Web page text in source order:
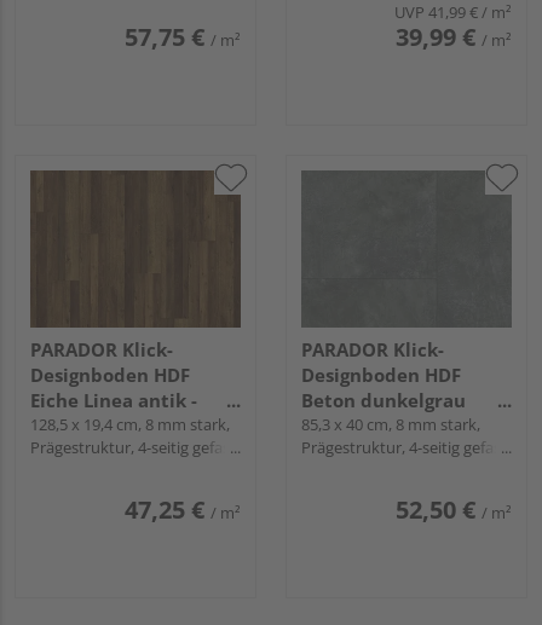
57,75 € / m²
UVP 41,99 €/ m²
39,99 € / m²
PARADOR Klick-
Designboden HDF
Eiche Linea antik -
Modular One
128,5 x 19,4 cm, 8 mm stark,
Prägestruktur, 4-seitig gefast,
47,25 € / m²
PARADOR Klick-
Designboden HDF
Beton dunkelgrau
Fliese - Modular One
85,3 x 40 cm, 8 mm stark,
Prägestruktur, 4-seitig gefast,
52,50 € / m²